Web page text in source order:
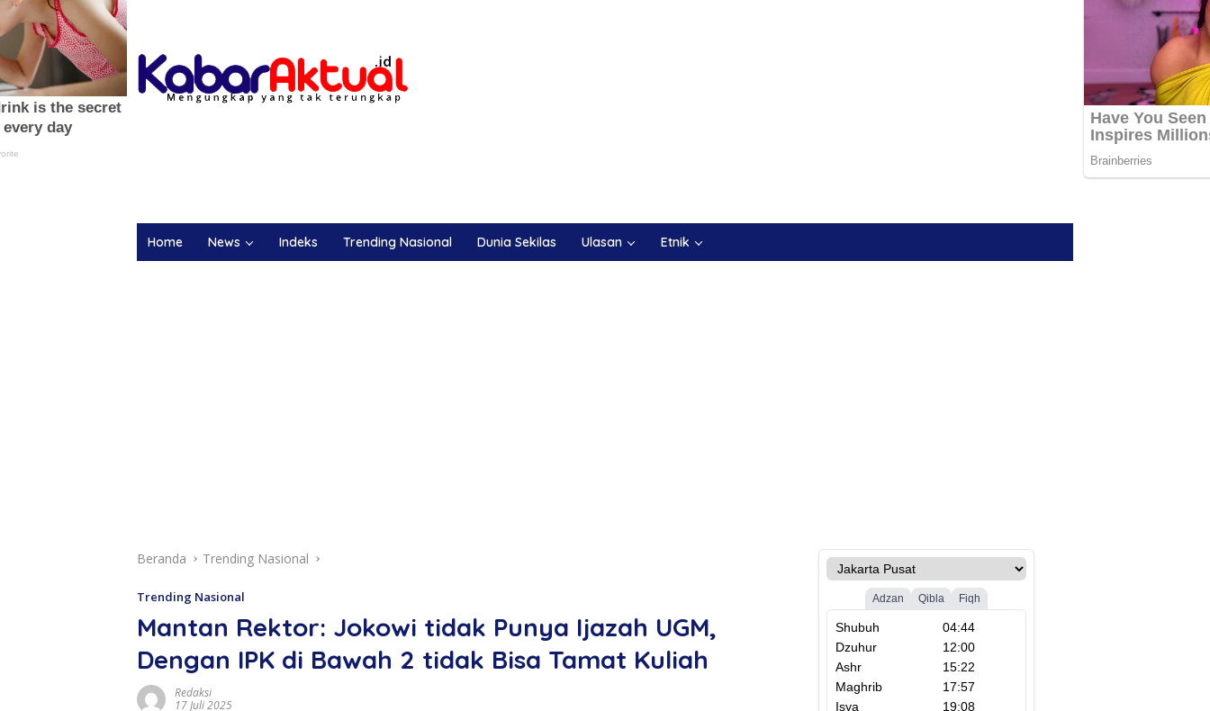
Home News Indeks Trending Nasional Dunia Sekilas Ulasan Etnik
Beranda Trending Nasional
Trending Nasional
Mantan Rektor: Jokowi tidak Punya Ijazah UGM,
Dengan IPK di Bawah 2 tidak Bisa Tamat Kuliah
Redaksi
17 Juli 2025